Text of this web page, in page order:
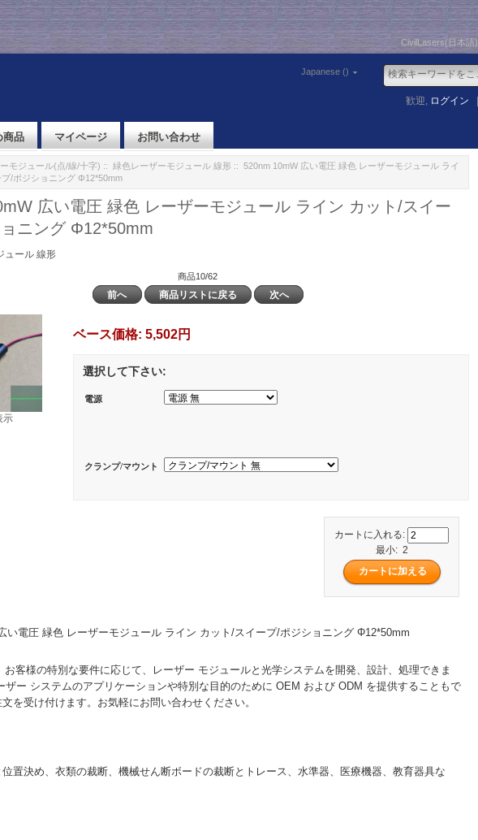
CivilLasers(日本語)
Japanese ()
歓迎, ログイン
商品 マイページ お問い合わせ
モジュール(点/線/十字) :: 緑色レーザーモジュール 線形 :: 520nm 10mW 広い電圧 緑色 レーザーモジュール ライ
プ/ポジショニング Φ12*50mm
広い電圧 緑色 レーザーモジュール ライン カット/スイー
ニング Φ12*50mm
ュール 線形
商品10/62
前へ 商品リストに戻る 次へ
示
ベース価格: 5,502円
選択して下さい:
電源
クランプ/マウント
カートに入れる:
最小: 2
い電圧 緑色 レーザーモジュール ライン カット/スイープ/ポジショニング Φ12*50mm
お客様の特別な要件に応じて、レーザー モジュールと光学システムを開発、設計、処理できま
ザー システムのアプリケーションや特別な目的のために OEM および ODM を提供することもで
を受け付けます。お気軽にお問い合わせください。
置決め、衣類の裁断、機械せん断ボードの裁断とトレース、水準器、医療機器、教育器具な